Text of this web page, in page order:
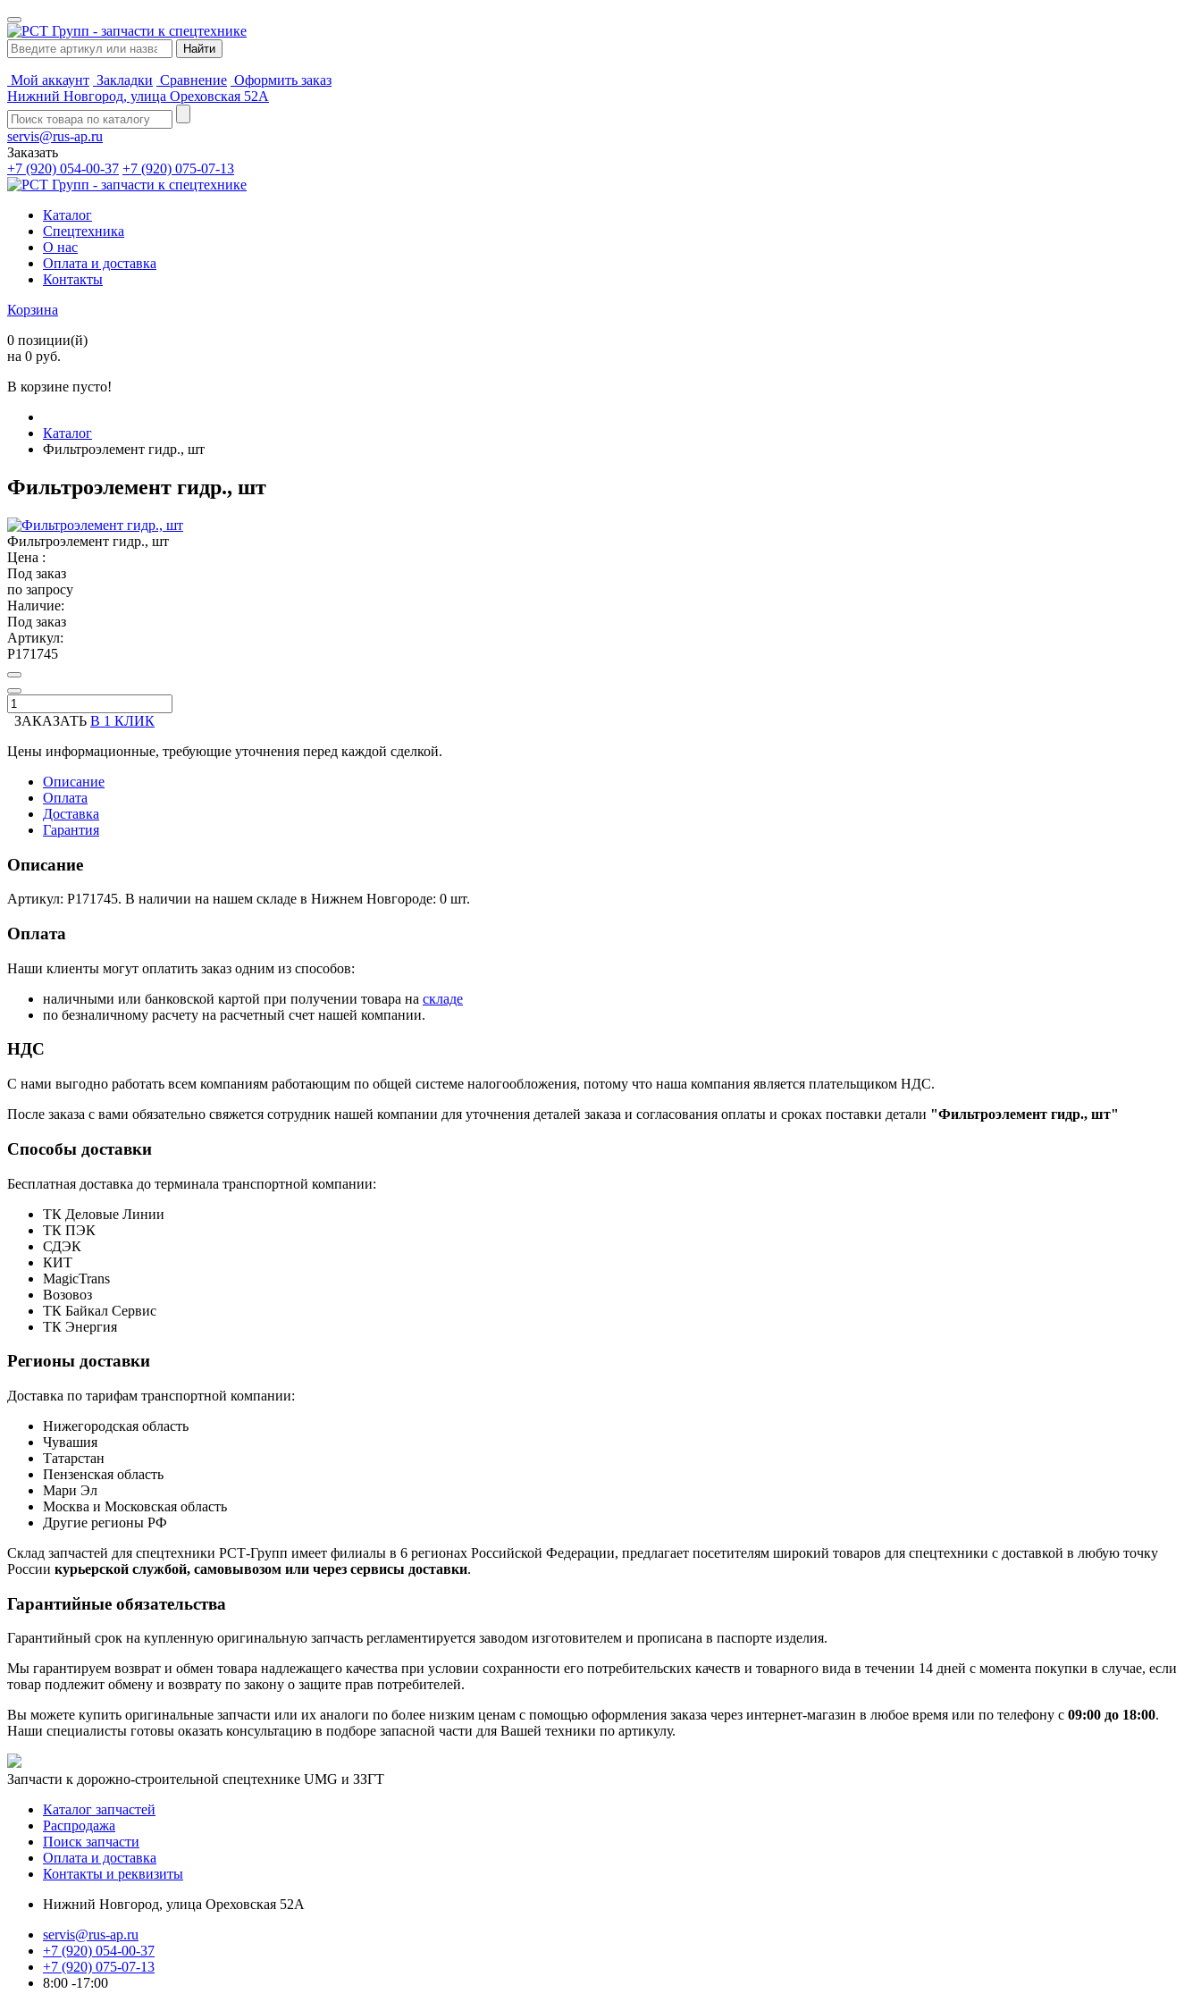
Мой аккаунт Закладки Сравнение Оформить заказ
Нижний Новгород, улица Ореховская 52А
servis@rus-ap.ru
Заказать
+7 (920) 054-00-37 +7 (920) 075-07-13
Каталог
Спецтехника
О нас
Оплата и доставка
Контакты
Корзина
0 позиции(й)
на 0 руб.
В корзине пусто!
Каталог
Фильтроэлемент гидр., шт
Фильтроэлемент гидр., шт
Фильтроэлемент гидр., шт
Цена :
Под заказ
по запросу
Наличие:
Под заказ
Артикул:
P171745
ЗАКАЗАТЬ В 1 КЛИК
Цены информационные, требующие уточнения перед каждой сделкой.
Описание
Оплата
Доставка
Гарантия
Описание
Артикул: P171745. В наличии на нашем складе в Нижнем Новгороде: 0 шт.
Оплата
Наши клиенты могут оплатить заказ одним из способов:
наличными или банковской картой при получении товара на складе
по безналичному расчету на расчетный счет нашей компании.
НДС
С нами выгодно работать всем компаниям работающим по общей системе налогообложения, потому что наша компания является плательщиком НДС.
После заказа с вами обязательно свяжется сотрудник нашей компании для уточнения деталей заказа и согласования оплаты и сроках поставки детали "Фильтроэлемент гидр., шт"
Способы доставки
Бесплатная доставка до терминала транспортной компании:
ТК Деловые Линии
ТК ПЭК
СДЭК
КИТ
MagicTrans
Возовоз
ТК Байкал Сервис
ТК Энергия
Регионы доставки
Доставка по тарифам транспортной компании:
Нижегородская область
Чувашия
Татарстан
Пензенская область
Мари Эл
Москва и Московская область
Другие регионы РФ
Склад запчастей для спецтехники РСТ-Групп имеет филиалы в 6 регионах Российской Федерации, предлагает посетителям широкий товаров для спецтехники с доставкой в любую точку
России курьерской службой, самовывозом или через сервисы доставки.
Гарантийные обязательства
Гарантийный срок на купленную оригинальную запчасть регламентируется заводом изготовителем и прописана в паспорте изделия.
Мы гарантируем возврат и обмен товара надлежащего качества при условии сохранности его потребительских качеств и товарного вида в течении 14 дней с момента покупки в случае, если
товар подлежит обмену и возврату по закону о защите прав потребителей.
Вы можете купить оригинальные запчасти или их аналоги по более низким ценам с помощью оформления заказа через интернет-магазин в любое время или по телефону с 09:00 до 18:00.
Наши специалисты готовы оказать консультацию в подборе запасной части для Вашей техники по артикулу.
Запчасти к дорожно-строительной спецтехнике UMG и ЗЗГТ
Каталог запчастей
Распродажа
Поиск запчасти
Оплата и доставка
Контакты и реквизиты
Нижний Новгород, улица Ореховская 52А
servis@rus-ap.ru
+7 (920) 054-00-37
+7 (920) 075-07-13
8:00 -17:00